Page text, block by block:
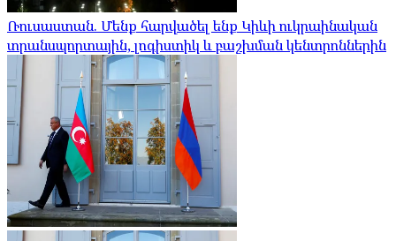
Ռուսաստան. Մենք հարվածել ենք Կիևի ուկրաինական
տրանսպորտային, լոգիստիկ և բաշխման կենտրոններին